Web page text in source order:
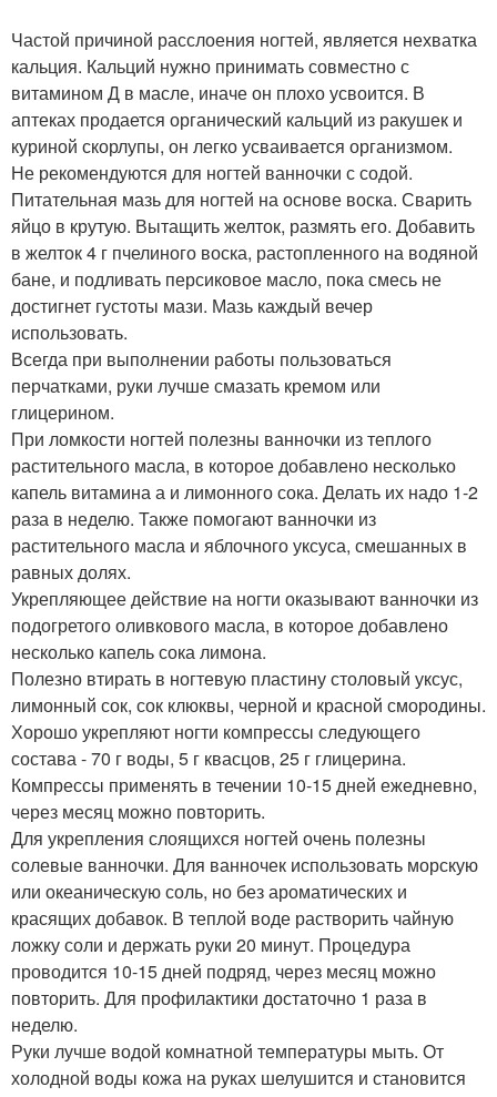
Частой причиной расслоения ногтей, является нехватка
кальция. Кальций нужно принимать совместно с
витамином Д в масле, иначе он плохо усвоится. В
аптеках продается органический кальций из ракушек и
куриной скорлупы, он легко усваивается организмом.
Не рекомендуются для ногтей ванночки с содой.
Питательная мазь для ногтей на основе воска. Сварить
яйцо в крутую. Вытащить желток, размять его. Добавить
в желток 4 г пчелиного воска, растопленного на водяной
бане, и подливать персиковое масло, пока смесь не
достигнет густоты мази. Мазь каждый вечер
использовать.
Всегда при выполнении работы пользоваться
перчатками, руки лучше смазать кремом или
глицерином.
При ломкости ногтей полезны ванночки из теплого
растительного масла, в которое добавлено несколько
капель витамина а и лимонного сока. Делать их надо 1-2
раза в неделю. Также помогают ванночки из
растительного масла и яблочного уксуса, смешанных в
равных долях.
Укрепляющее действие на ногти оказывают ванночки из
подогретого оливкового масла, в которое добавлено
несколько капель сока лимона.
Полезно втирать в ногтевую пластину столовый уксус,
лимонный сок, сок клюквы, черной и красной смородины.
Хорошо укрепляют ногти компрессы следующего
состава - 70 г воды, 5 г квасцов, 25 г глицерина.
Компрессы применять в течении 10-15 дней ежедневно,
через месяц можно повторить.
Для укрепления слоящихся ногтей очень полезны
солевые ванночки. Для ванночек использовать морскую
или океаническую соль, но без ароматических и
красящих добавок. В теплой воде растворить чайную
ложку соли и держать руки 20 минут. Процедура
проводится 10-15 дней подряд, через месяц можно
повторить. Для профилактики достаточно 1 раза в
неделю.
Руки лучше водой комнатной температуры мыть. От
холодной воды кожа на руках шелушится и становится